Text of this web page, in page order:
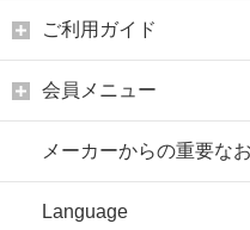
ご利用ガイド
会員メニュー
メーカーからの重要な
Language